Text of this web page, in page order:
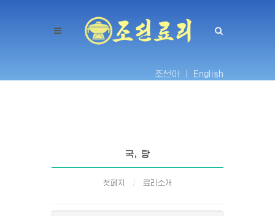
조선어 | English
국, 탕
첫페지 료리소개